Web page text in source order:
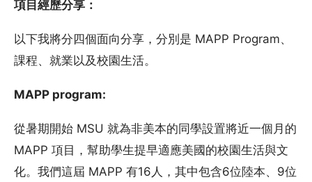
項目經歷分享：
以下我將分四個面向分享，分別是 MAPP Program、
課程、就業以及校園生活。
MAPP program:
從暑期開始 MSU 就為非美本的同學設置將近一個月的
MAPP 項目，幫助學生提早適應美國的校園生活與文
化。我們這屆 MAPP 有16人，其中包含6位陸本、9位